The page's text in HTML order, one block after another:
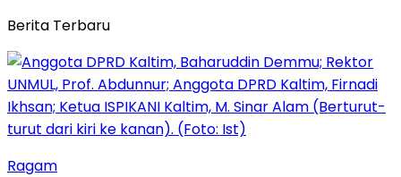
Berita Terbaru
Ragam